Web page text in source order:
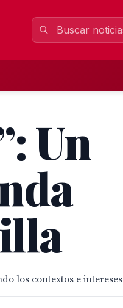
Un
los contextos e intereses